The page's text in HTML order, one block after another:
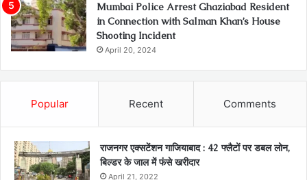
Mumbai Police Arrest Ghaziabad Resident
in Connection with Salman Khan’s House
Shooting Incident
April 20, 2024
Popular Recent Comments
राजनगर एक्सटेंशन गाजियाबाद : 42 फ्लैटों पर डबल लोन,
बिल्डर के जाल में फंसे खरीदार
April 21, 2022